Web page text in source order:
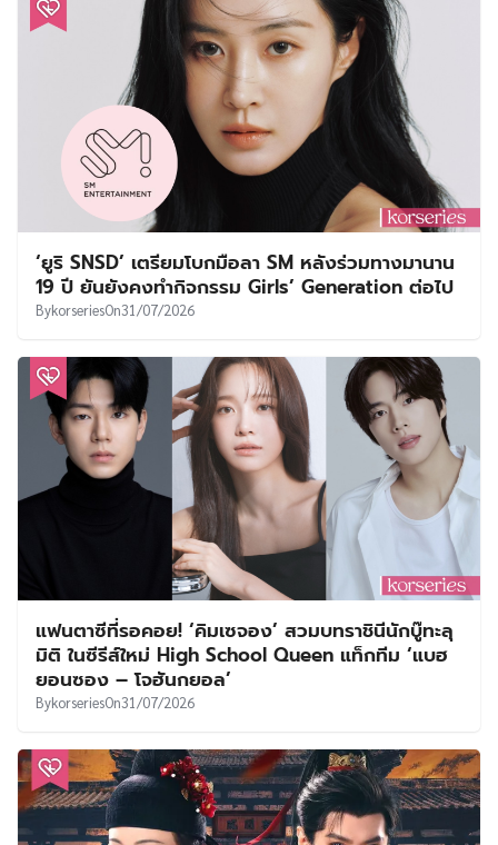
‘ยูริ SNSD’ เตรียมโบกมือลา SM หลังร่วมทางมานาน
19 ปี ยันยังคงทำกิจกรรม Girls’ Generation ต่อไป
BykorseriesOn31/07/2026
แฟนตาซีที่รอคอย! ‘คิมเซจอง’ สวมบทราชินีนักบู๊ทะลุ
มิติ ในซีรีส์ใหม่ High School Queen แท็กทีม ‘แบฮ
ยอนซอง – โจฮันกยอล’
BykorseriesOn31/07/2026